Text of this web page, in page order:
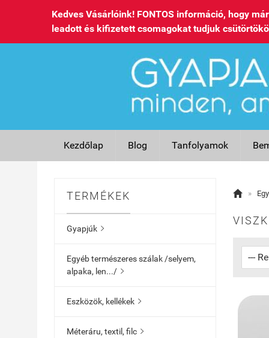
Kedves Vásárlóink! FONTOS információ, hogy
leadott és kifizetett csomagokat tudjuk
Kezdőlap Blog Tanfolyamok
TERMÉKEK
Gyapjúk 
Egyéb természeres szálak /selyem,
alpaka, len.../ 
Eszközök, kellékek 
Méteráru, textil, filc 
 »